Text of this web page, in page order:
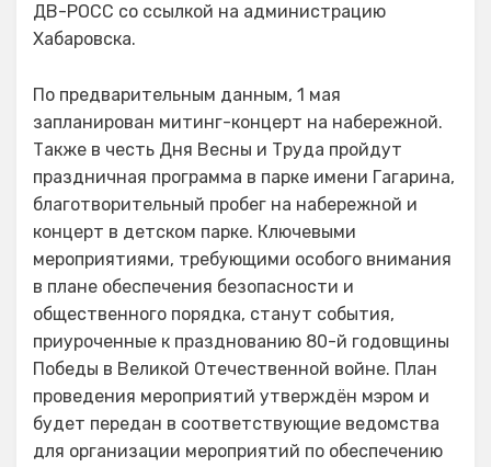
ДВ-РОСС со ссылкой на администрацию
Хабаровска.
По предварительным данным, 1 мая
запланирован митинг-концерт на набережной.
Также в честь Дня Весны и Труда пройдут
праздничная программа в парке имени Гагарина,
благотворительный пробег на набережной и
концерт в детском парке. Ключевыми
мероприятиями, требующими особого внимания
в плане обеспечения безопасности и
общественного порядка, станут события,
приуроченные к празднованию 80-й годовщины
Победы в Великой Отечественной войне. План
проведения мероприятий утверждён мэром и
будет передан в соответствующие ведомства
для организации мероприятий по обеспечению